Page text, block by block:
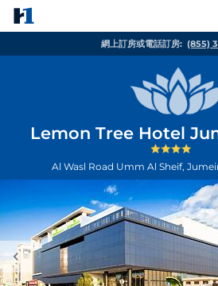
網上訂房或電話訂房: (855)
Lemon Tree Hotel
Al Wasl Road Umm Al Sheif,